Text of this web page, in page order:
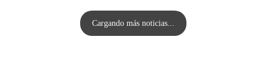
Cargando más noticias...